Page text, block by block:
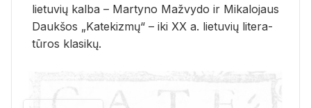
lie­tu­vių kal­ba – Mar­ty­no Ma­žvy­do ir Mi­ka­lo­jaus
Dauk­šos „Ka­te­kiz­mų“ – iki XX a. lie­tu­vių li­te­ra­
tū­ros kla­si­kų.